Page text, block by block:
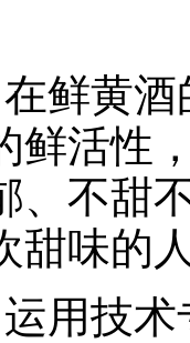
黄酒
鲜活性
、不甜
甜味的
技术